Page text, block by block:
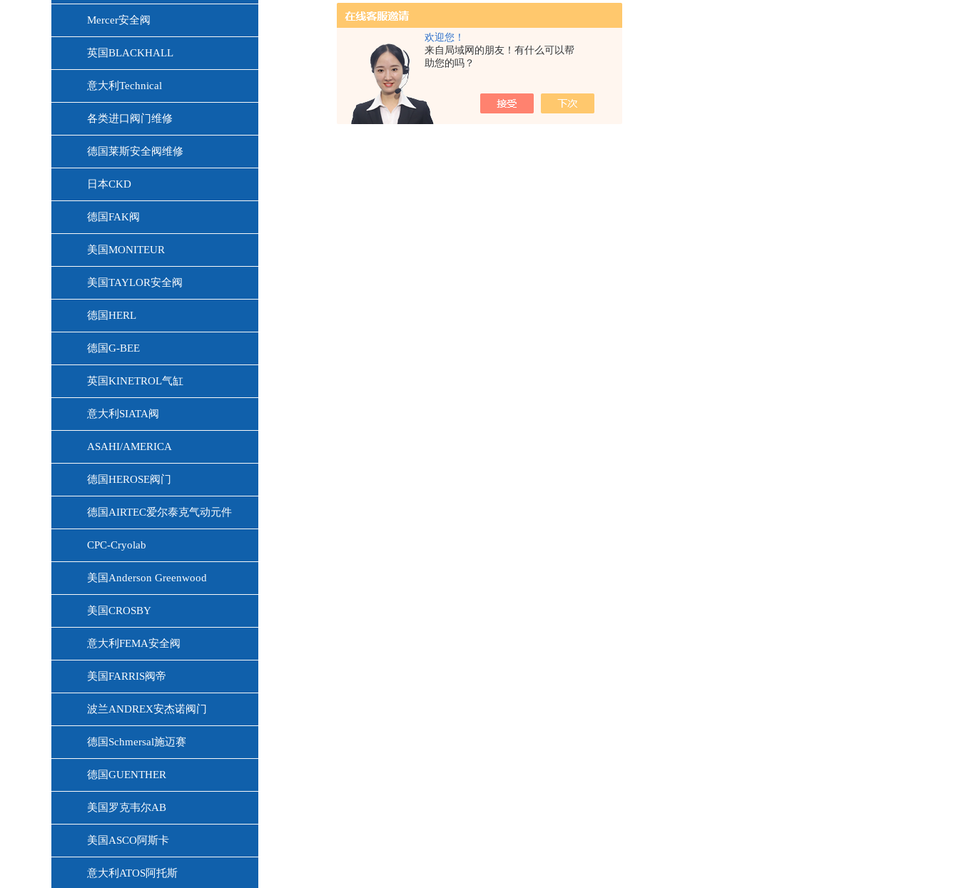
欢迎您！
来自局域网的朋友！有什么可以帮
助您的吗？
Mercer安全阀
英国BLACKHALL
意大利Technical
各类进口阀门维修
德国莱斯安全阀维修
日本CKD
德国FAK阀
美国MONITEUR
美国TAYLOR安全阀
德国HERL
德国G-BEE
英国KINETROL气缸
意大利SIATA阀
ASAHI/AMERICA
德国HEROSE阀门
德国AIRTEC爱尔泰克气动元件
CPC-Cryolab
美国Anderson Greenwood
美国CROSBY
意大利FEMA安全阀
美国FARRIS阀帝
波兰ANDREX安杰诺阀门
德国Schmersal施迈赛
德国GUENTHER
美国罗克韦尔AB
美国ASCO阿斯卡
意大利ATOS阿托斯